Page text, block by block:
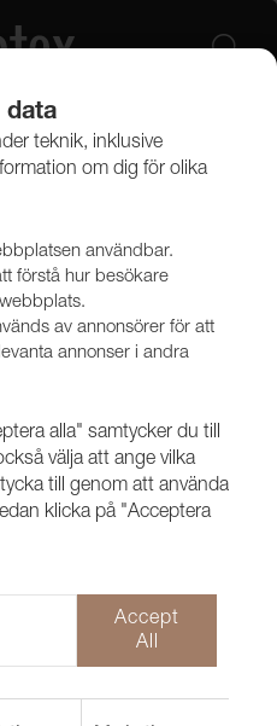
Alla möbeltyger
data
teknik, inklusive
om dig för olika
användbar.
förstå hur besökare
av annonsörer för att
annonser i andra
alla" samtycker du till
välja att ange vilka
till genom att använda
klicka på "Acceptera
Accept
All